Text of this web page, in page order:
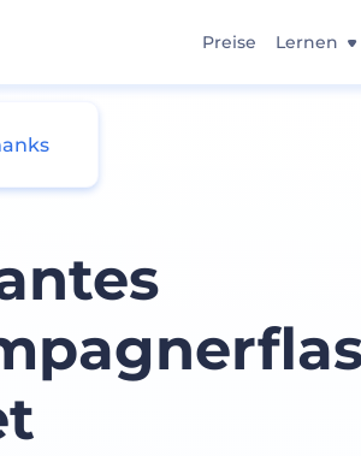
Preise Lernen